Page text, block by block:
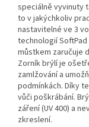
speciálně vyvinuty
to v jakýchkoliv
nastavitelné ve 3
technologií
můstkem zaručuje
Zorník brýlí je
zamlžování a
podmínkách. Díky
vůči poškrábání.
záření (UV 400) a
zkreslení.